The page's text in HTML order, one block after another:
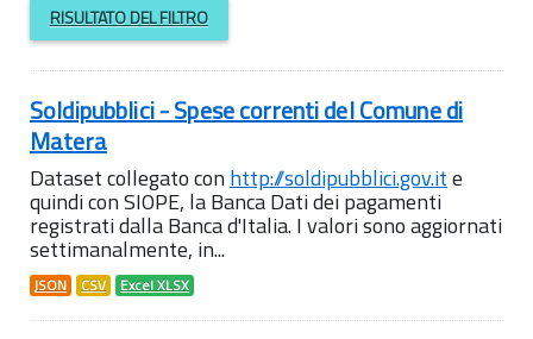
RISULTATO DEL FILTRO
Soldipubblici - Spese correnti del Comune di
Matera
Dataset collegato con http://soldipubblici.gov.ite
quindi con SIOPE, la Banca Dati dei pagamenti
registrati dalla Banca d'Italia. I valori sono aggiornati
settimanalmente, in...
JSON CSV Excel XLSX